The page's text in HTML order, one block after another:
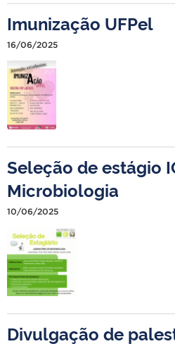
Imunização UFPel
16/06/2025
Seleção de estágio
Microbiologia
10/06/2025
Divulgação de